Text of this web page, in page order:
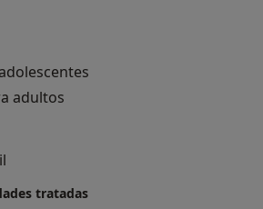
integrador con base
en una amplia variedad de
estrés, problemas de
traumas infantiles, y más.
herramientas que promuevan el
adultos
tratadas